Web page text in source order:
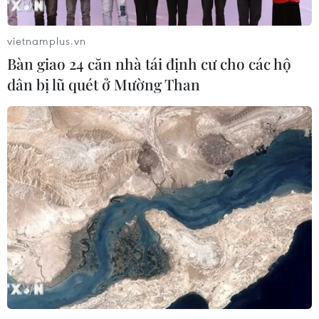
Không để người bệnh BHYT phải
tự mua thuốc trong danh mục
27/06/2022 10:25
Tình trạng thiếu thuốc, trang thiết bị, vật tư y tế trong
khám, chữa bệnh BHYT hiện đang diễn ra tại một số cơ
sở khám chữa bệnh, làm ảnh hưởng tới quyền lợi của
người tham gia BHYT.
vietnamplus.vn
Bàn giao 24 căn nhà tái định cư cho các hộ
dân bị lũ quét ở Mường Than